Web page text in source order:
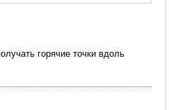
горячие точки вдоль